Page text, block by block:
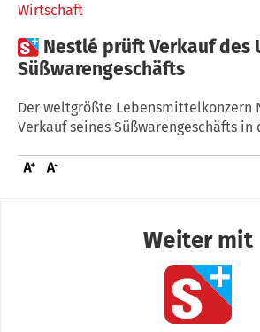
Wirtschaft
 Nestlé prüft Verkauf des
Süßwarengeschäfts
Der weltgrößte Lebensmittelkonzern
Verkauf seines Süßwarengeschäfts in